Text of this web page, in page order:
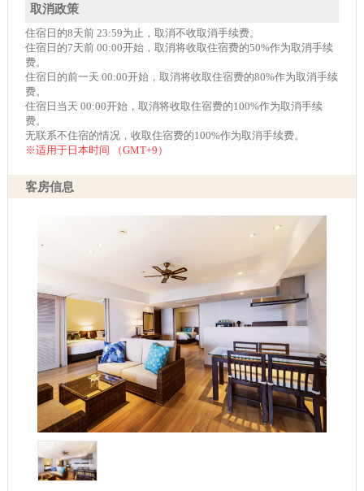
取消政策
住宿日的8天前 23:59为止，取消不收取消手续费。
住宿日的7天前 00:00开始，取消将收取住宿费的50%作为取消手续
费。
住宿日的前一天 00:00开始，取消将收取住宿费的80%作为取消手续
费。
住宿日当天 00:00开始，取消将收取住宿费的100%作为取消手续
费。
无联系不住宿的情况，收取住宿费的100%作为取消手续费。
※适用于日本时间 （GMT+9）
客房信息